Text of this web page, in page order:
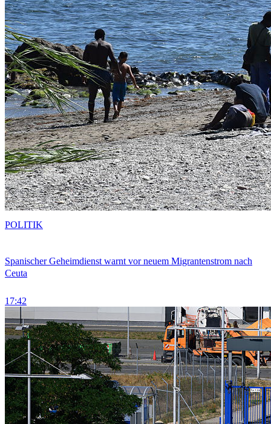
Spanischer Geheimdienst warnt vor neuem Migrantenstrom nach
Ceuta
17:42
POLITIK